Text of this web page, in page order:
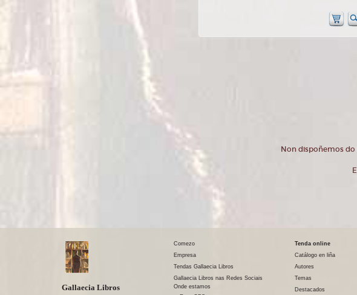
Non dispoñemos do
Gallaecia Libros
Comezo
Empresa
Tendas Gallaecia Libros
Gallaecia Libros nas Redes Sociais
Onde estamos
Tenda online
Catálogo en liña
Autores
Temas
Destacados